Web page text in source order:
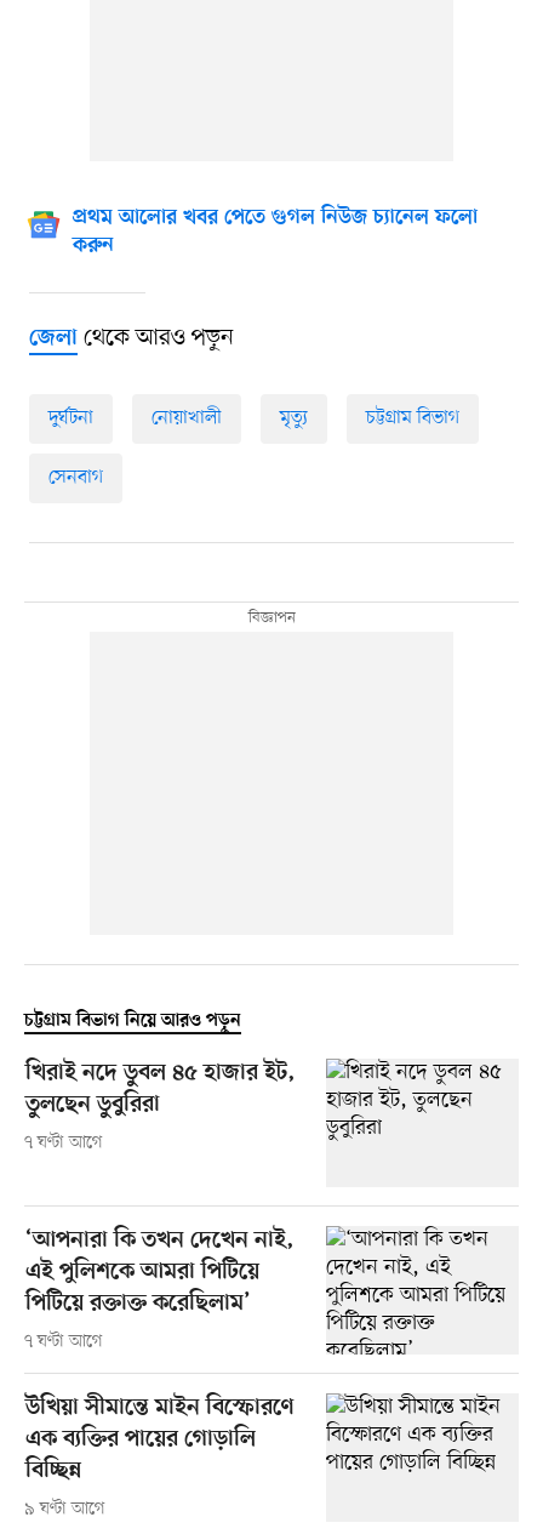
প্রথম আলোর খবর পেতে গুগল নিউজ চ্যানেল ফলো
করুন
জেলাথেকে আরও পড়ুন
দুর্ঘটনা নোয়াখালী মৃত্যু চট্টগ্রাম বিভাগ
সেনবাগ
চট্টগ্রাম বিভাগ নিয়ে আরও পড়ুন
খিরাই নদে ডুবল ৪৫ হাজার ইট,
তুলছেন ডুবুরিরা
৭ ঘণ্টা আগে
‘আপনারা কি তখন দেখেন নাই,
এই পুলিশকে আমরা পিটিয়ে
পিটিয়ে রক্তাক্ত করেছিলাম’
৭ ঘণ্টা আগে
উখিয়া সীমান্তে মাইন বিস্ফোরণে
এক ব্যক্তির পায়ের গোড়ালি
বিচ্ছিন্ন
৯ ঘণ্টা আগে